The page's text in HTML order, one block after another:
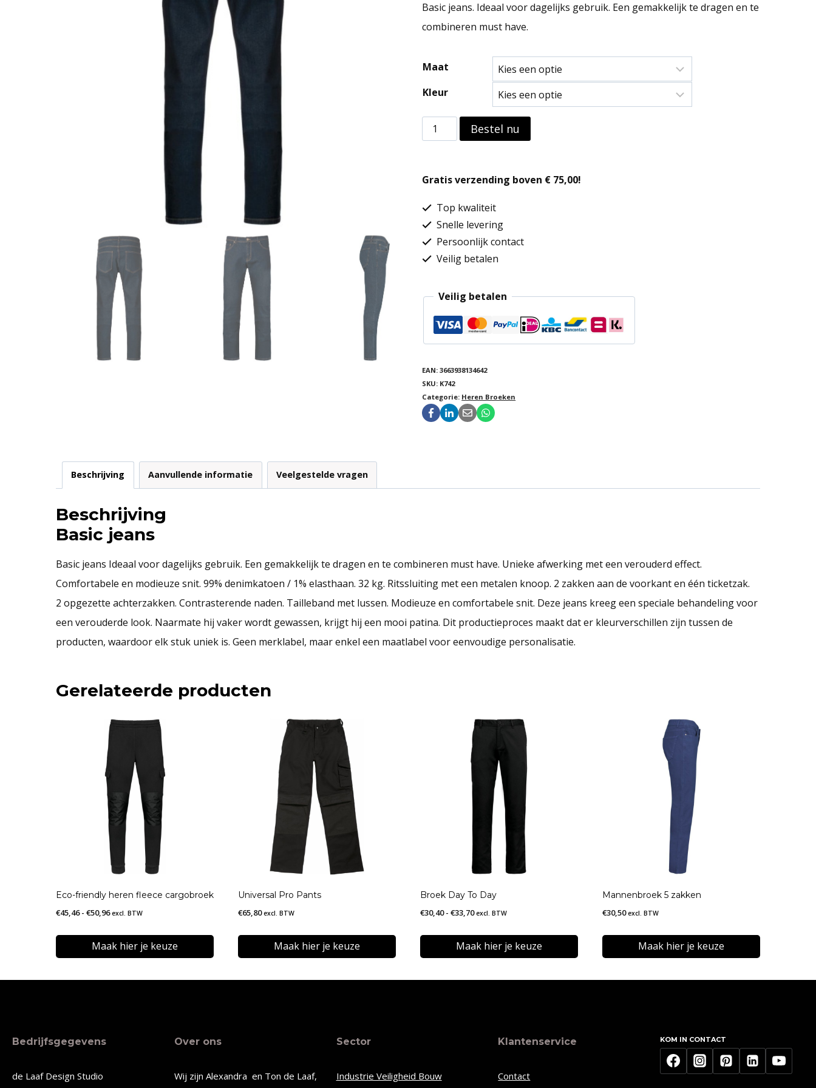
Basic jeans. Ideaal voor dagelijks gebruik. Een gemakkelijk te dragen en te
combineren must have.
Maat
Kleur
Basic
jeans
Bestel nu
Gratis verzending boven € 75,00!
Top kwaliteit
Snelle levering
Persoonlijk contact
Veilig betalen
Veilig betalen
EAN:3663938134642
SKU: K742
Categorie: Heren Broeken
Beschrijving Aanvullende informatie Veelgestelde vragen
Beschrijving
Basic jeans
Basic jeans Ideaal voor dagelijks gebruik. Een gemakkelijk te dragen en te combineren must have. Unieke afwerking met een verouderd effect.
Comfortabele en modieuze snit. 99% denimkatoen / 1% elasthaan. 32 kg. Ritssluiting met een metalen knoop. 2 zakken aan de voorkant en één ticketzak.
2 opgezette achterzakken. Contrasterende naden. Tailleband met lussen. Modieuze en comfortabele snit. Deze jeans kreeg een speciale behandeling voor
een verouderde look. Naarmate hij vaker wordt gewassen, krijgt hij een mooi patina. Dit productieproces maakt dat er kleurverschillen zijn tussen de
producten, waardoor elk stuk uniek is. Geen merklabel, maar enkel een maatlabel voor eenvoudige personalisatie.
Gerelateerde producten
Eco-friendly heren fleece cargobroek
€45,46 - €50,96Prijsklasse:
tot
€50,96
excl. BTW
Maak hier je keuze
variaties.
optie
Universal Pro Pants
€65,80 excl. BTW
Maak hier je keuze
optie
Broek Day To Day
€30,40 - €33,70Prijsklasse:
tot
€33,70
excl. BTW
Maak hier je keuze
optie
Mannenbroek 5 zakken
€30,50 excl. BTW
Maak hier je keuze
Bedrijfsgegevens
de Laaf Design Studio
Over ons
Wij zijn Alexandra en Ton de Laaf,
Sector
Industrie Veiligheid Bouw
Klantenservice
Contact
KOM IN CONTACT